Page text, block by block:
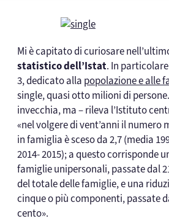
Mi è capitato di curiosare
statistico dell’Istat. In
3, dedicato alla popolazione e alle
single, quasi otto milioni di
invecchia, ma – rileva l’Istituto
«nel volgere di vent’anni il numero
in famiglia è sceso da 2,7 (media
2014- 2015); a questo corrisponde
famiglie unipersonali, passate dal
del totale delle famiglie, e una
cinque o più componenti, passate
cento».